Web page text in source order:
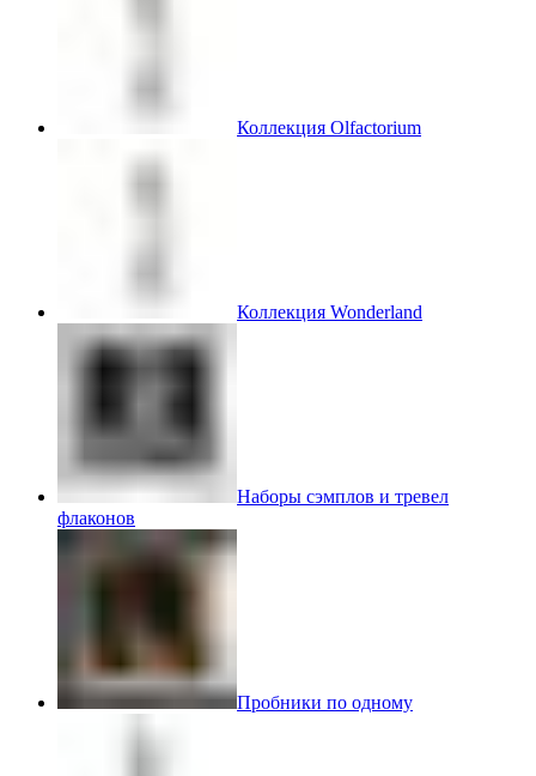
Коллекция Olfactorium
Коллекция Wonderland
Наборы сэмплов и тревел
флаконов
Пробники по одному